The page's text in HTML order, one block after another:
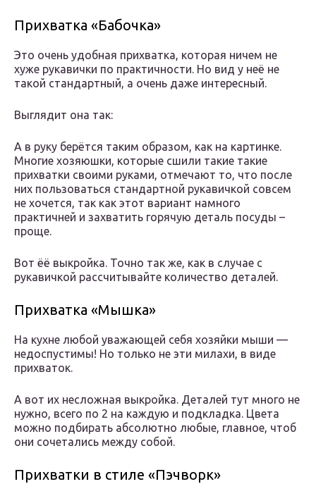
Прихватка «Бабочка»
Это очень удобная прихватка, которая ничем не
хуже рукавички по практичности. Но вид у неё не
такой стандартный, а очень даже интересный.
Выглядит она так:
А в руку берётся таким образом, как на картинке.
Многие хозяюшки, которые сшили такие такие
прихватки своими руками, отмечают то, что после
них пользоваться стандартной рукавичкой совсем
не хочется, так как этот вариант намного
практичней и захватить горячую деталь посуды –
проще.
Вот ёё выкройка. Точно так же, как в случае с
рукавичкой рассчитывайте количество деталей.
Прихватка «Мышка»
На кухне любой уважающей себя хозяйки мыши —
недоспустимы! Но только не эти милахи, в виде
прихваток.
А вот их несложная выкройка. Деталей тут много не
нужно, всего по 2 на каждую и подкладка. Цвета
можно подбирать абсолютно любые, главное, чтоб
они сочетались между собой.
Прихватки в стиле «Пэчворк»